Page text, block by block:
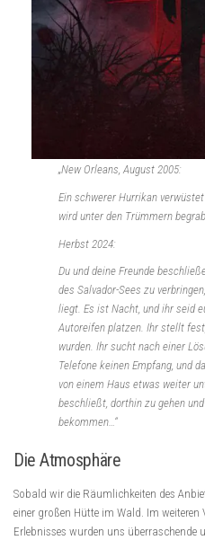
„New Orleans, August 2005:
Ein schwerer Hurrikan
wird unter den Trümmern
Herbst 2024:
Du und deine Freunde
des Salvador-Sees zu
liegt. Es ist Nacht, und ihr seid
Autoreifen platzen. Ihr stellt
wurden. Ihr sucht nach einer
Telefone keinen Empfang, und
von einem Haus etwas weiter
beschließt, dorthin zu gehen
bekommen…“
Die Atmosphäre
Sobald wir die Räumlichkeiten des
einer großen Hütte im Wald. Im
Erlebnisses wurden uns überraschende